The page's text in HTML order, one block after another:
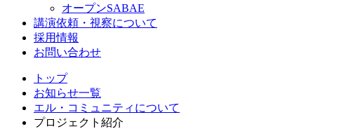
オープンSABAE
講演依頼・視察について
採用情報
お問い合わせ
トップ
お知らせ一覧
エル・コミュニティについて
プロジェクト紹介